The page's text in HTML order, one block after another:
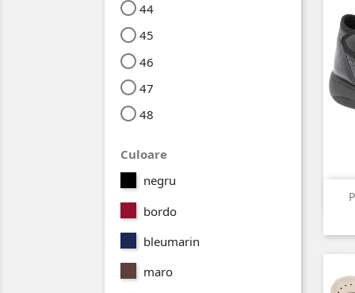
44
45
46
47
48
Culoare
negru
bordo
bleumarin
maro